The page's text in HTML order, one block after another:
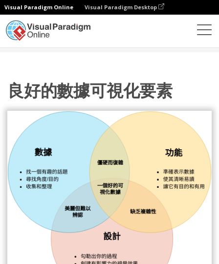
Visual Paradigm Online Visual Paradigm Desktop
良好的數據可視化要素